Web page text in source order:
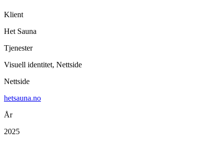
Klient
Het Sauna
Tjenester
Visuell identitet, Nettside
Nettside
hetsauna.no
År
2025